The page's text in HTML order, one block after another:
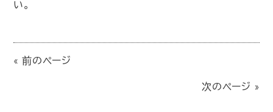
い。
« 前のページ
次のページ »